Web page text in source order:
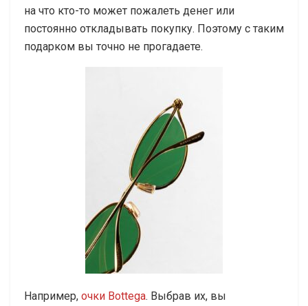
на что кто-то может пожалеть денег или
постоянно откладывать покупку. Поэтому с таким
подарком вы точно не прогадаете.
Например, очки Bottega. Выбрав их, вы